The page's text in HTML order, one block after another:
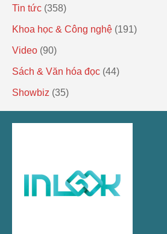
Tin tức (358)
Khoa học & Công nghệ (191)
Video (90)
Sách & Văn hóa đọc (44)
Showbiz (35)